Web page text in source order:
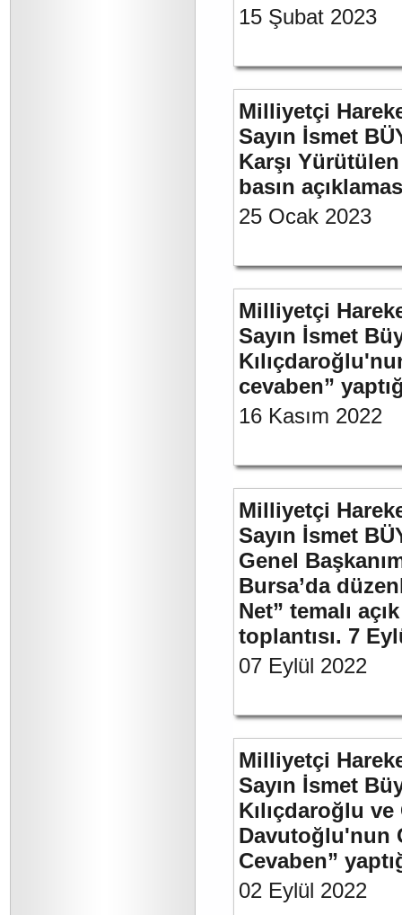
15 Şubat 2023
Milliyetçi
Sayın İsmet
Karşı Yürütülen
basın
25 Ocak 2023
Milliyetçi
Sayın İsmet
cevaben”
16 Kasım 2022
Milliyetçi
Sayın İsmet
Genel
Bursa’da
Net” temalı
toplantısı. 7
07 Eylül 2022
Milliyetçi
Sayın İsmet
Kılıçdaroğlu
Davutoğlu'nun
Cevaben”
02 Eylül 2022